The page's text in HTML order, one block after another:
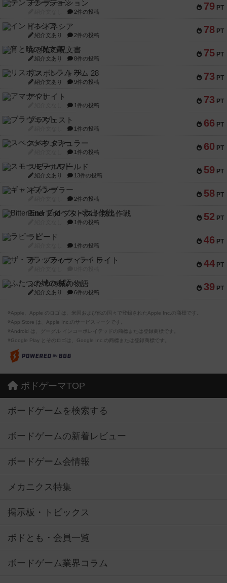
79 PT
テンプテーション
2件の投稿
78 PT
インドネシア
紹介文あり 2件の投稿
75 PT
宵と暁の呪文書
紹介文あり 8件の投稿
73 PT
リスボン・トラム 28
紹介文あり 9件の投稿
73 PT
アマナイト
1件の投稿
66 PT
ブラヴェスト
1件の投稿
60 PT
スペクタキュラー
1件の投稿
59 PT
スモールワールド
紹介文あり 13件の投稿
58 PT
ギャンブラー
2件の投稿
52 PT
Bitter End ブタペスト救出作戦
1件の投稿
46 PT
ラピード
1件の投稿
44 PT
ザ・フラッフィー・ライト
39 PT
ふたつの城の物語
紹介文あり 6件の投稿
※Apple、Apple のロゴ は、米国および他の国々で登録されたApple Inc.の商標です。
※App Store は、Apple Inc.のサービスマークです。
※Android は、グーグル インコーポレイテッドの商標または登録商標です。
※Google Play とそのロゴは、Google Inc.の商標または登録商標です。
ボドゲーマTOP
ボードゲームを検索する
ボードゲームの新着レビュー
ボードゲーム会情報
メカニクス特集
掲示板・トピックス
ボドとも・会員一覧
ボードゲーム業界コラム